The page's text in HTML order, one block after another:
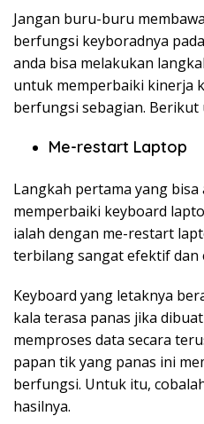
Jangan buru-buru
berfungsi keyboradnya
anda bisa melakukan
untuk memperbaiki kinerja
berfungsi sebagian. Berikut
Me-restart Laptop
Langkah pertama yang
memperbaiki keyboard
ialah dengan me-restart
terbilang sangat efektif dan
Keyboard yang letaknya
kala terasa panas jika
memproses data secara
papan tik yang panas ini
berfungsi. Untuk itu,
hasilnya.